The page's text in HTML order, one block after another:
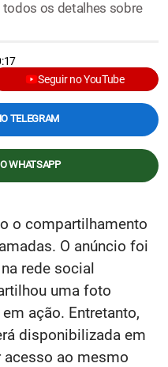
todos os detalhes sobre
Seguir no YouTube
TELEGRAM
WHATSAPP
o compartilhamento
O anúncio foi
rede social
uma foto
ação. Entretanto,
disponibilizada em
acesso ao mesmo